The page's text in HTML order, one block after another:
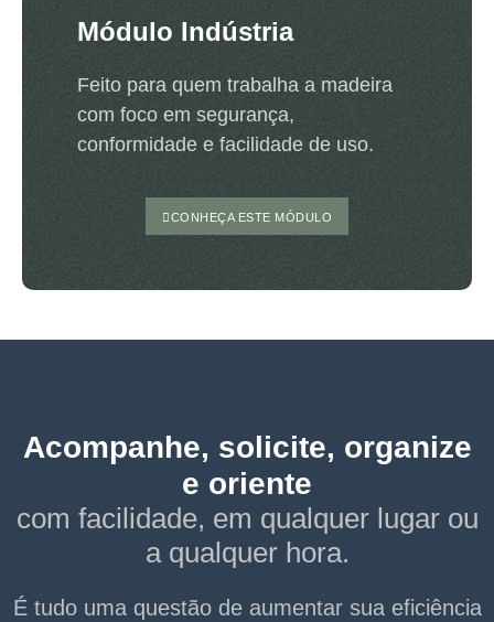
Módulo Indústria
Feito para quem trabalha a madeira
com foco em segurança,
conformidade e facilidade de uso.
CONHEÇA ESTE MÓDULO
Acompanhe, solicite, organize
e oriente
com facilidade, em qualquer lugar ou
a qualquer hora.
É tudo uma questão de aumentar sua eficiência